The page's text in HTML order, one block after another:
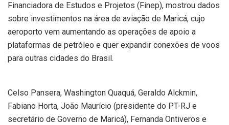
Financiadora de Estudos e Projetos (Finep), mostrou dados
sobre investimentos na área de aviação de Maricá, cujo
aeroporto vem aumentando as operações de apoio a
plataformas de petróleo e quer expandir conexões de voos
para outras cidades do Brasil.
Celso Pansera, Washington Quaquá, Geraldo Alckmin,
Fabiano Horta, João Maurício (presidente do PT-RJ e
secretário de Governo de Maricá), Fernanda Ontiveros e